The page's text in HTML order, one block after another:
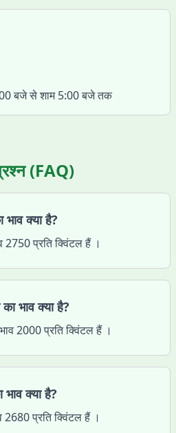
बजे से शाम 5:00 बजे तक
(FAQ)
क्या है?
प्रति क्विंटल हैं ।
भाव क्या है?
2000 प्रति क्विंटल हैं ।
क्या है?
प्रति क्विंटल हैं ।